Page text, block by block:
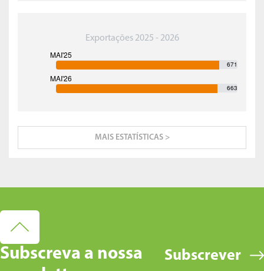
Exportações 2025 - 2026
671
663
MAIS ESTATÍSTICAS >
Subscreva a nossa
Subscrever